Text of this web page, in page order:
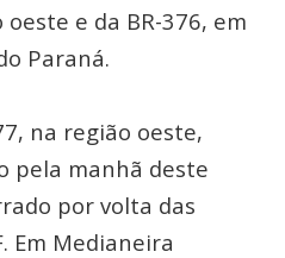
e da BR-376, em
Paraná.
na região oeste,
pela manhã deste
por volta das
Em Medianeira